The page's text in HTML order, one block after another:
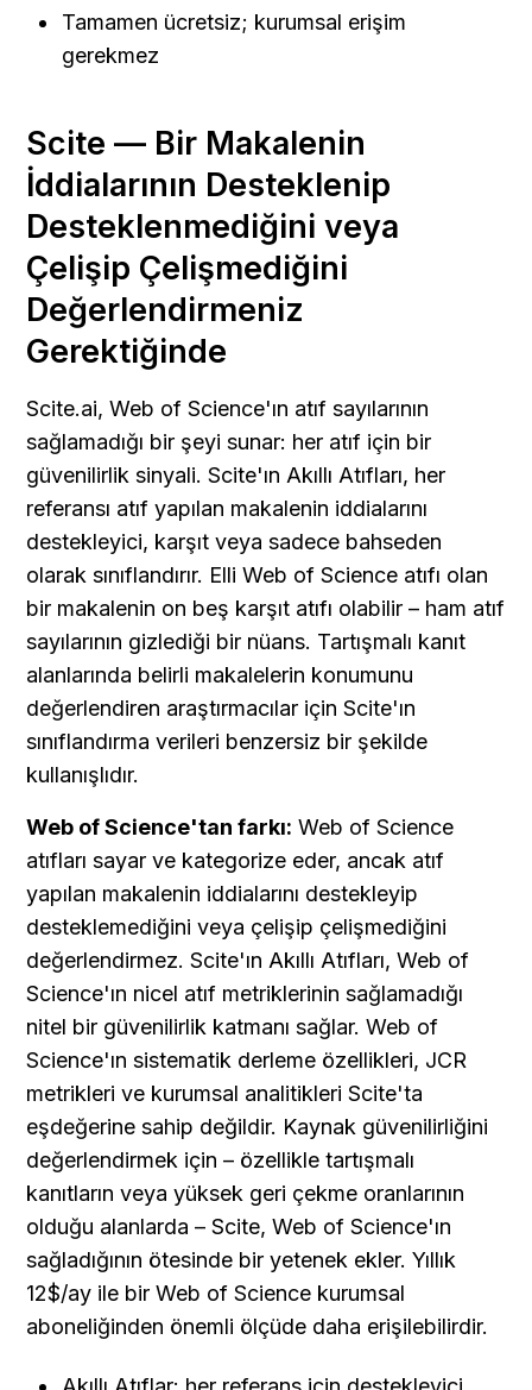
Tamamen ücretsiz; kurumsal erişim
gerekmez
Scite — Bir Makalenin
İddialarının Desteklenip
Desteklenmediğini veya
Çelişip Çelişmediğini
Değerlendirmeniz
Gerektiğinde
Scite.ai, Web of Science'ın atıf sayılarının
sağlamadığı bir şeyi sunar: her atıf için bir
güvenilirlik sinyali. Scite'ın Akıllı Atıfları, her
referansı atıf yapılan makalenin iddialarını
destekleyici, karşıt veya sadece bahseden
olarak sınıflandırır. Elli Web of Science atıfı olan
bir makalenin on beş karşıt atıfı olabilir – ham atıf
sayılarının gizlediği bir nüans. Tartışmalı kanıt
alanlarında belirli makalelerin konumunu
değerlendiren araştırmacılar için Scite'ın
sınıflandırma verileri benzersiz bir şekilde
kullanışlıdır.
Web of Science'tan farkı: Web of Science
atıfları sayar ve kategorize eder, ancak atıf
yapılan makalenin iddialarını destekleyip
desteklemediğini veya çelişip çelişmediğini
değerlendirmez. Scite'ın Akıllı Atıfları, Web of
Science'ın nicel atıf metriklerinin sağlamadığı
nitel bir güvenilirlik katmanı sağlar. Web of
Science'ın sistematik derleme özellikleri, JCR
metrikleri ve kurumsal analitikleri Scite'ta
eşdeğerine sahip değildir. Kaynak güvenilirliğini
değerlendirmek için – özellikle tartışmalı
kanıtların veya yüksek geri çekme oranlarının
olduğu alanlarda – Scite, Web of Science'ın
sağladığının ötesinde bir yetenek ekler. Yıllık
12$/ay ile bir Web of Science kurumsal
aboneliğinden önemli ölçüde daha erişilebilirdir.